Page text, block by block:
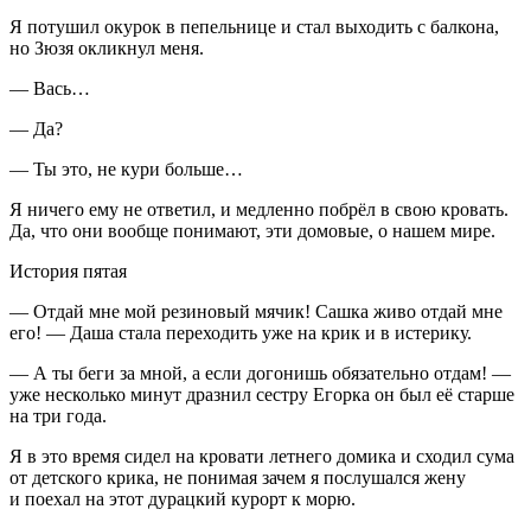
Я потушил окурок в пепельнице и стал выходить с балкона,
но Зюзя окликнул меня.
— Вась…
— Да?
— Ты это, не кури больше…
Я ничего ему не ответил, и медленно побрёл в свою кровать.
Да, что они вообще понимают, эти домовые, о нашем мире.
История пятая
— Отдай мне мой резиновый мячик! Сашка живо отдай мне
его! — Даша стала переходить уже на крик и в истерику.
— А ты беги за мной, а если догонишь обязательно отдам! —
уже несколько минут дразнил сестру Егорка он был её старше
на три года.
Я в это время сидел на кровати летнего домика и сходил сума
от детского крика, не понимая зачем я послушался жену
и поехал на этот дурацкий курорт к морю.